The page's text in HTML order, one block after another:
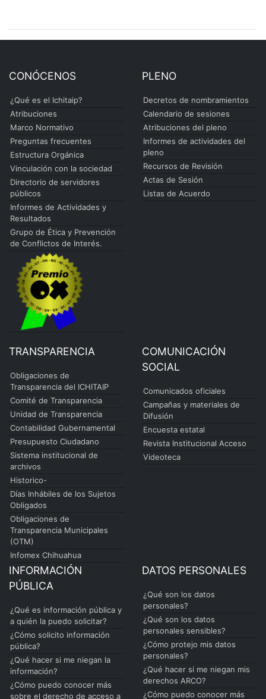
CONÓCENOS
¿Qué es el Ichitaip?
Atribuciones
Marco Normativo
Preguntas frecuentes
Estructura Orgánica
Vinculación con la sociedad
Directorio de servidores
públicos
Informes de Actividades y
Resultados
Grupo de Ética y Prevención
de Conflictos de Interés.
PLENO
Decretos de nombramientos
Calendario de sesiones
Atribuciones del pleno
Informes de actividades del
pleno
Recursos de Revisión
Actas de Sesión
Listas de Acuerdo
TRANSPARENCIA
Obligaciones de
Transparencia del ICHITAIP
Comité de Transparencia
Unidad de Transparencia
Contabilidad Gubernamental
Presupuesto Ciudadano
Sistema institucional de
archivos
Historico-
Días Inhábiles de los Sujetos
Obligados
Obligaciones de
Transparencia Municipales
(OTM)
Infomex Chihuahua
COMUNICACIÓN
SOCIAL
Comunicados oficiales
Campañas y materiales de
Difusión
Encuesta estatal
Revista Institucional Acceso
Videoteca
INFORMACIÓN
PÚBLICA
¿Qué es información pública y
a quién la puedo solicitar?
¿Cómo solicito información
pública?
¿Qué hacer si me niegan la
información?
¿Cómo puedo conocer más
sobre el derecho de acceso a
DATOS PERSONALES
¿Qué son los datos
personales?
¿Qué son los datos
personales sensibles?
¿Cómo protejo mis datos
personales?
¿Qué hacer si me niegan mis
derechos ARCO?
¿Cómo puedo conocer más